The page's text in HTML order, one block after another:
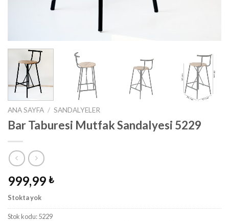
ANA SAYFA / SANDALYELER
Bar Taburesi Mutfak Sandalyesi 5229
999,99 ₺
Stokta yok
Stok kodu:5229